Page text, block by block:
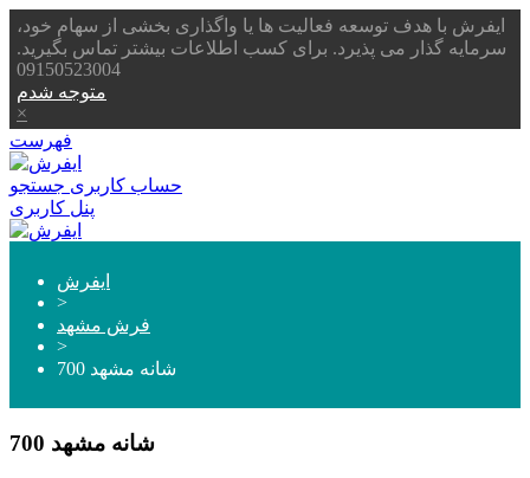
ایفرش با هدف توسعه فعالیت ها یا واگذاری بخشی از سهام خود،
سرمایه گذار می پذیرد. برای کسب اطلاعات بیشتر تماس بگیرید.
09150523004
متوجه شدم
×
فهرست
حساب کاربری جستجو
پنل کاربری
ایفرش
>
فرش مشهد
>
700 شانه مشهد
700 شانه مشهد